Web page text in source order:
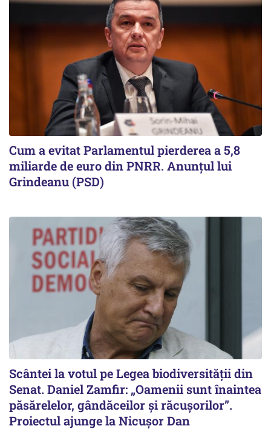
Cum a evitat Parlamentul pierderea a 5,8
miliarde de euro din PNRR. Anunțul lui
Grindeanu (PSD)
Scântei la votul pe Legea biodiversității din
Senat. Daniel Zamfir: „Oamenii sunt înaintea
păsărelelor, gândăceilor și răcușorilor”.
Proiectul ajunge la Nicușor Dan